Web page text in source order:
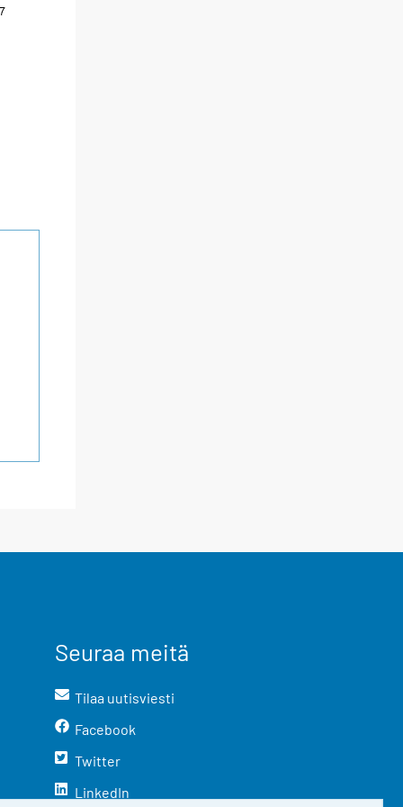
Seuraa meitä
Tilaa uutisviesti
Facebook
Twitter
LinkedIn